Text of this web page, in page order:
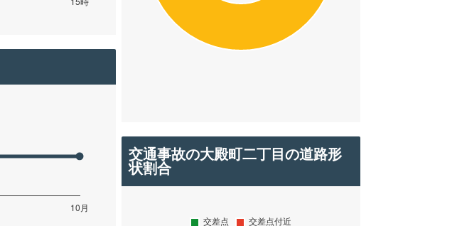
交通事故の大殿町二丁目の道路形
状割合